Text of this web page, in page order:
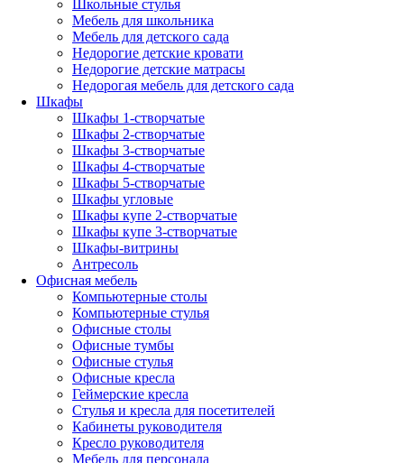
Школьные стулья
Мебель для школьника
Мебель для детского сада
Недорогие детские кровати
Недорогие детские матрасы
Недорогая мебель для детского сада
Шкафы
Шкафы 1-створчатые
Шкафы 2-створчатые
Шкафы 3-створчатые
Шкафы 4-створчатые
Шкафы 5-створчатые
Шкафы угловые
Шкафы купе 2-створчатые
Шкафы купе 3-створчатые
Шкафы-витрины
Антресоль
Офисная мебель
Компьютерные столы
Компьютерные стулья
Офисные столы
Офисные тумбы
Офисные стулья
Офисные кресла
Геймерские кресла
Стулья и кресла для посетителей
Кабинеты руководителя
Кресло руководителя
Мебель для персонала